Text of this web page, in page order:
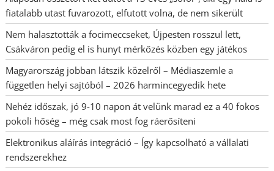
fiatalabb utast fuvarozott, elfutott volna, de nem sikerült
Nem halasztották a focimeccseket, Újpesten rosszul lett,
Csákváron pedig el is hunyt mérkőzés közben egy játékos
Magyarország jobban látszik közelről – Médiaszemle a
független helyi sajtóból – 2026 harmincegyedik hete
Nehéz időszak, jó 9-10 napon át velünk marad ez a 40 fokos
pokoli hőség – még csak most fog ráerősíteni
Elektronikus aláírás integráció – Így kapcsolható a vállalati
rendszerekhez